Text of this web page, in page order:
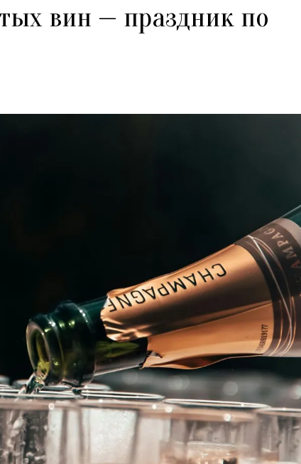
вин — праздник по